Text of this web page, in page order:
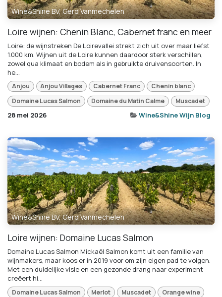
Wine&Shine BV, Gerd Vanmechelen
Loire wijnen: Chenin Blanc, Cabernet franc en meer
Loire: de wijnstreken De Loirevallei strekt zich uit over maar liefst
1.000 km. Wijnen uit de Loire kunnen daardoor sterk verschillen,
zowel qua klimaat en bodem als in gebruikte druivensoorten. In
he...
Anjou Anjou Villages Cabernet Franc
Chenin blanc
Domaine Lucas Salmon
Domaine du Matin Calme Muscadet
28 mei 2026 Wine&Shine Wijn Blog
Wine&Shine BV, Gerd Vanmechelen
Loire wijnen: Domaine Lucas Salmon
Domaine Lucas Salmon Mickaël Salmon komt uit een familie van
wijnmakers, maar koos er in 2019 voor om zijn eigen pad te volgen.
Met een duidelijke visie en een gezonde drang naar experiment
creëert hi...
Domaine Lucas Salmon Merlot Muscadet
Orange wine